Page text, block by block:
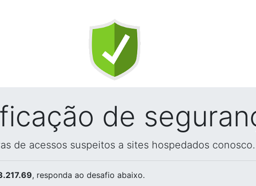
de
de acessos suspeitos a sites hospedados conosco.
, responda ao desafio abaixo.